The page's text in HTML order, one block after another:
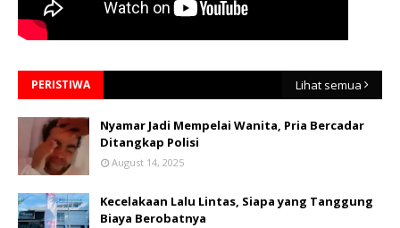
PERISTIWA Lihat semua
Nyamar Jadi Mempelai Wanita, Pria Bercadar
Ditangkap Polisi
August 14, 2025
Kecelakaan Lalu Lintas, Siapa yang Tanggung
Biaya Berobatnya